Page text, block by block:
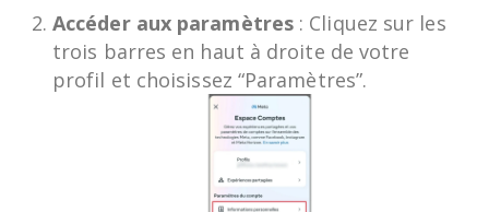
Accéder aux paramètres: Cliquez sur les
trois barres en haut à droite de votre
profil et choisissez “Paramètres”.